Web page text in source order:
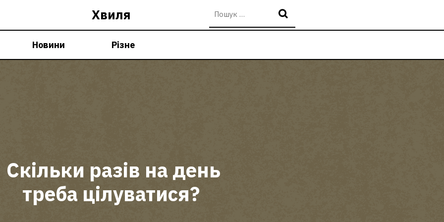
Хвиля
Новини Різне
Скільки разів на день
треба цілуватися?